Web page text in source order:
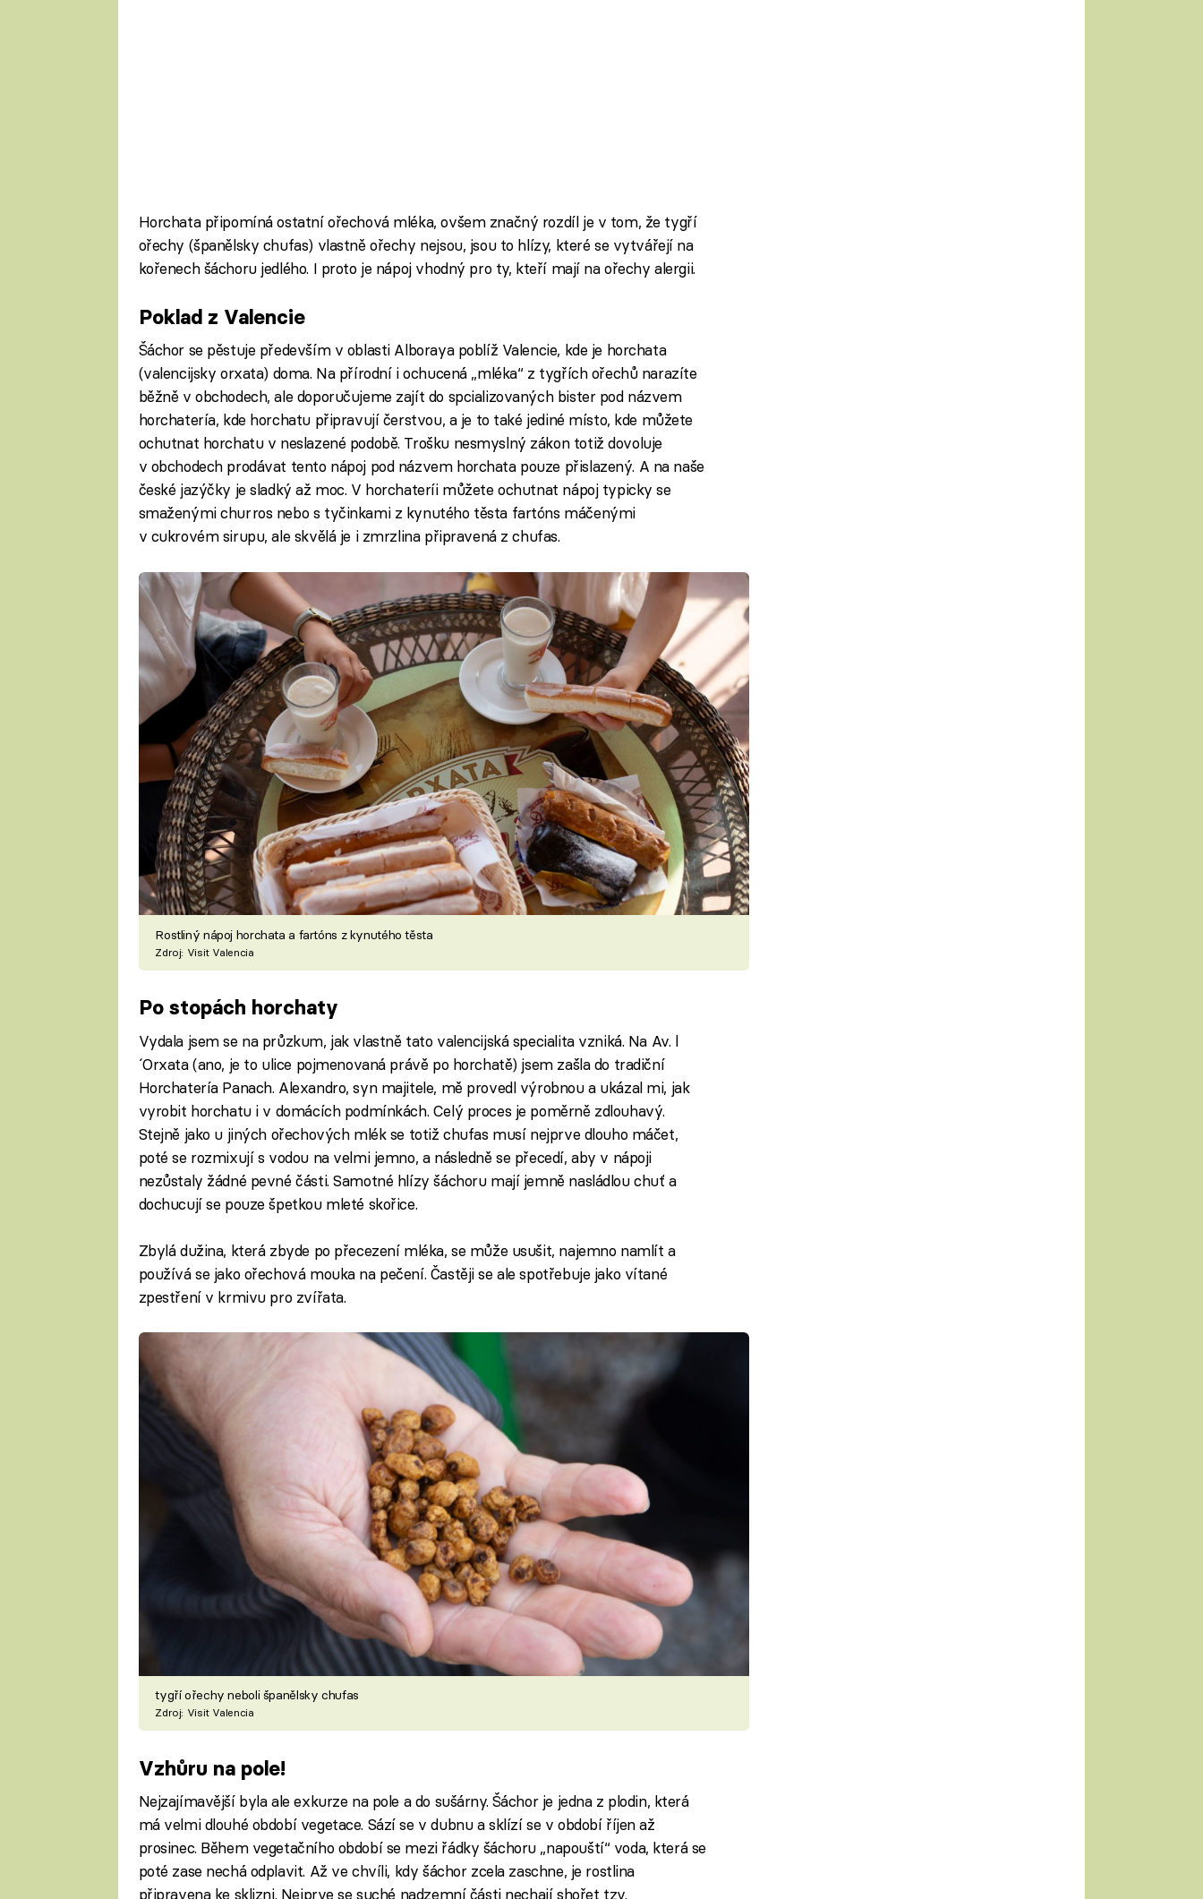
Horchata připomíná ostatní ořechová mléka, ovšem značný rozdíl je v tom, že tygří
ořechy (španělsky chufas) vlastně ořechy nejsou, jsou to hlízy, které se vytvářejí na
kořenech šáchoru jedlého. I proto je nápoj vhodný pro ty, kteří mají na ořechy alergii.
Poklad z Valencie
Šáchor se pěstuje především v oblasti Alboraya poblíž Valencie, kde je horchata
(valencijsky orxata) doma. Na přírodní i ochucená „mléka“ z tygřích ořechů narazíte
běžně v obchodech, ale doporučujeme zajít do spcializovaných bister pod názvem
horchatería, kde horchatu připravují čerstvou, a je to také jediné místo, kde můžete
ochutnat horchatu v neslazené podobě. Trošku nesmyslný zákon totiž dovoluje
v obchodech prodávat tento nápoj pod názvem horchata pouze přislazený. A na naše
české jazýčky je sladký až moc. V horchateríi můžete ochutnat nápoj typicky se
smaženými churros nebo s tyčinkami z kynutého těsta fartóns máčenými
v cukrovém sirupu, ale skvělá je i zmrzlina připravená z chufas.
Rostliný nápoj horchata a fartóns z kynutého těsta
Zdroj: Visit Valencia
Po stopách horchaty
Vydala jsem se na průzkum, jak vlastně tato valencijská specialita vzniká. Na Av. l
´Orxata (ano, je to ulice pojmenovaná právě po horchatě) jsem zašla do tradiční
Horchatería Panach. Alexandro, syn majitele, mě provedl výrobnou a ukázal mi, jak
vyrobit horchatu i v domácích podmínkách. Celý proces je poměrně zdlouhavý.
Stejně jako u jiných ořechových mlék se totiž chufas musí nejprve dlouho máčet,
poté se rozmixují s vodou na velmi jemno, a následně se přecedí, aby v nápoji
nezůstaly žádné pevné části. Samotné hlízy šáchoru mají jemně nasládlou chuť a
dochucují se pouze špetkou mleté skořice.
Zbylá dužina, která zbyde po přecezení mléka, se může usušit, najemno namlít a
používá se jako ořechová mouka na pečení. Častěji se ale spotřebuje jako vítané
zpestření v krmivu pro zvířata.
tygří ořechy neboli španělsky chufas
Zdroj: Visit Valencia
Vzhůru na pole!
Nejzajímavější byla ale exkurze na pole a do sušárny. Šáchor je jedna z plodin, která
má velmi dlouhé období vegetace. Sází se v dubnu a sklízí se v období říjen až
prosinec. Během vegetačního období se mezi řádky šáchoru „napouští“ voda, která se
poté zase nechá odplavit. Až ve chvíli, kdy šáchor zcela zaschne, je rostlina
připravena ke sklizni. Nejprve se suché nadzemní části nechají shořet tzv.